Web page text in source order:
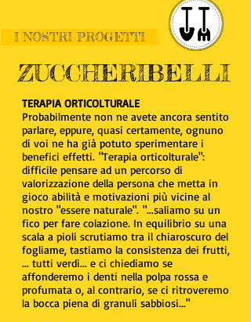
I NOSTRI PROGETTI
ZUCCHERIBELLI
TERAPIA ORTICOLTURALE
Probabilmente non ne avete ancora sentito
parlare, eppure, quasi certamente, ognuno
di voi ne ha già potuto sperimentare i
benefici effetti. "Terapia orticolturale":
difficile pensare ad un percorso di
valorizzazione della persona che metta in
gioco abilità e motivazioni più vicine al
nostro "essere naturale". "...saliamo su un
fico per fare colazione. In equilibrio su una
scala a pioli scrutiamo tra il chiaroscuro del
fogliame, tastiamo la consistenza dei frutti,
... tutti verdi... e ci chiediamo se
affonderemo i denti nella polpa rossa e
profumata o, al contrario, se ci ritroveremo
la bocca piena di granuli sabbiosi..."